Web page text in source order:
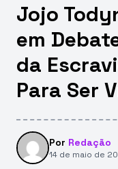
Jojo
em
da
Para Ser
Por Redação
14 de maio de